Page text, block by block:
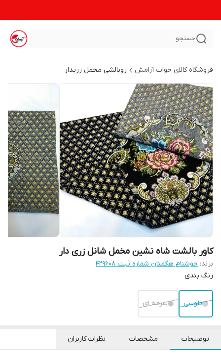
جستجو
فروشگاه کالای خواب آرامش روبالشی مخمل زریدار
کاور بالشت شاه نشین مخمل شانل زری دار
برند: خوشنام هگمتان شماره ثبت ۴۲۹۶۰۸
رنگ بندی
طوسی سرمه ای
توضیحات مشخصات نظرات کاربران